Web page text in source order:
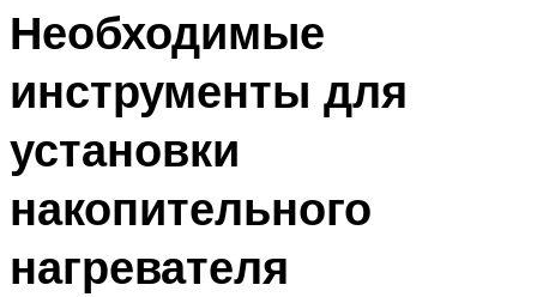
Необходимые
инструменты для
установки
накопительного
нагревателя